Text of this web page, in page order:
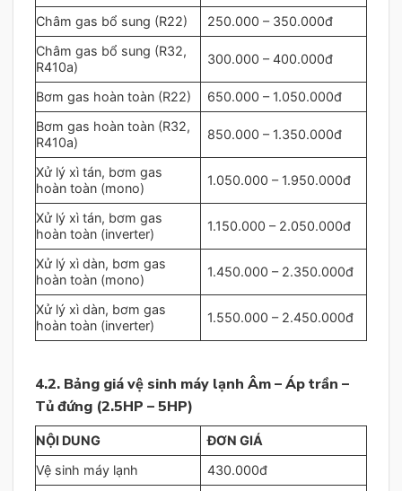
Châm gas bổ sung (R22)
250.000 – 350.000đ
Châm gas bổ sung (R32,
R410a)
300.000 – 400.000đ
Bơm gas hoàn toàn (R22)
650.000 – 1.050.000đ
Bơm gas hoàn toàn (R32,
R410a)
850.000 – 1.350.000đ
Xử lý xì tán, bơm gas
hoàn toàn (mono)
1.050.000 – 1.950.000đ
Xử lý xì tán, bơm gas
hoàn toàn (inverter)
1.150.000 – 2.050.000đ
Xử lý xì dàn, bơm gas
hoàn toàn (mono)
1.450.000 – 2.350.000đ
Xử lý xì dàn, bơm gas
hoàn toàn (inverter)
1.550.000 – 2.450.000đ
4.2. Bảng giá vệ sinh máy lạnh Âm – Áp trần –
Tủ đứng (2.5HP – 5HP)
NỘI DUNG
ĐƠN GIÁ
Vệ sinh máy lạnh
430.000đ